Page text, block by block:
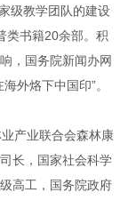
级教学团队的建设
类书籍20余部。积
，国务院新闻办网
外烙下中国印”。
产业联合会森林康
长，国家社会科学
高工，国务院政府